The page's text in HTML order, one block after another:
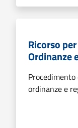
Ricorso
Ordinanze
ordinanze e